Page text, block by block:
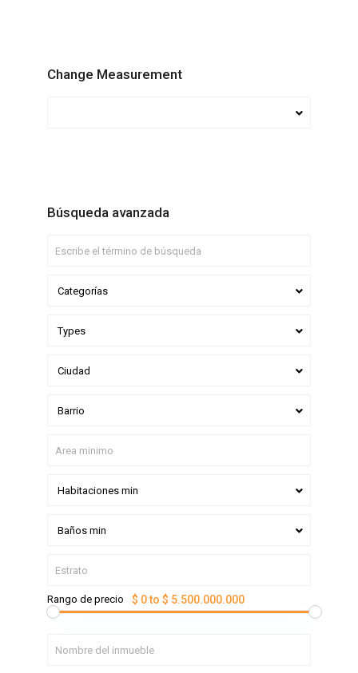
Change Measurement
Búsqueda avanzada
Categorías
Types
Ciudad
Barrio
Habitaciones min
Baños min
Rango de precio $ 0 to $ 5.500.000.000